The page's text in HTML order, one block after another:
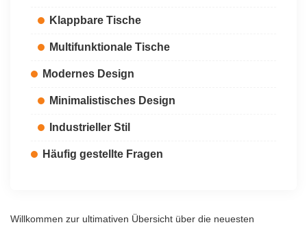
Klappbare Tische
Multifunktionale Tische
Modernes Design
Minimalistisches Design
Industrieller Stil
Häufig gestellte Fragen
Willkommen zur ultimativen Übersicht über die neuesten